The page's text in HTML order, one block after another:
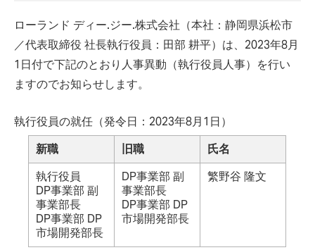
ローランド ディー.ジー.株式会社（本社：静岡県浜松市
／代表取締役 社長執行役員：田部 耕平）は、2023年8月
1日付で下記のとおり人事異動（執行役員人事）を行い
ますのでお知らせします。
執行役員の就任（発令日：2023年8月1日）
新職
旧職
氏名
執行役員
DP事業部 副
事業部長
DP事業部 DP
市場開発部長
DP事業部 副
事業部長
DP事業部 DP
市場開発部長
繁野谷 隆文